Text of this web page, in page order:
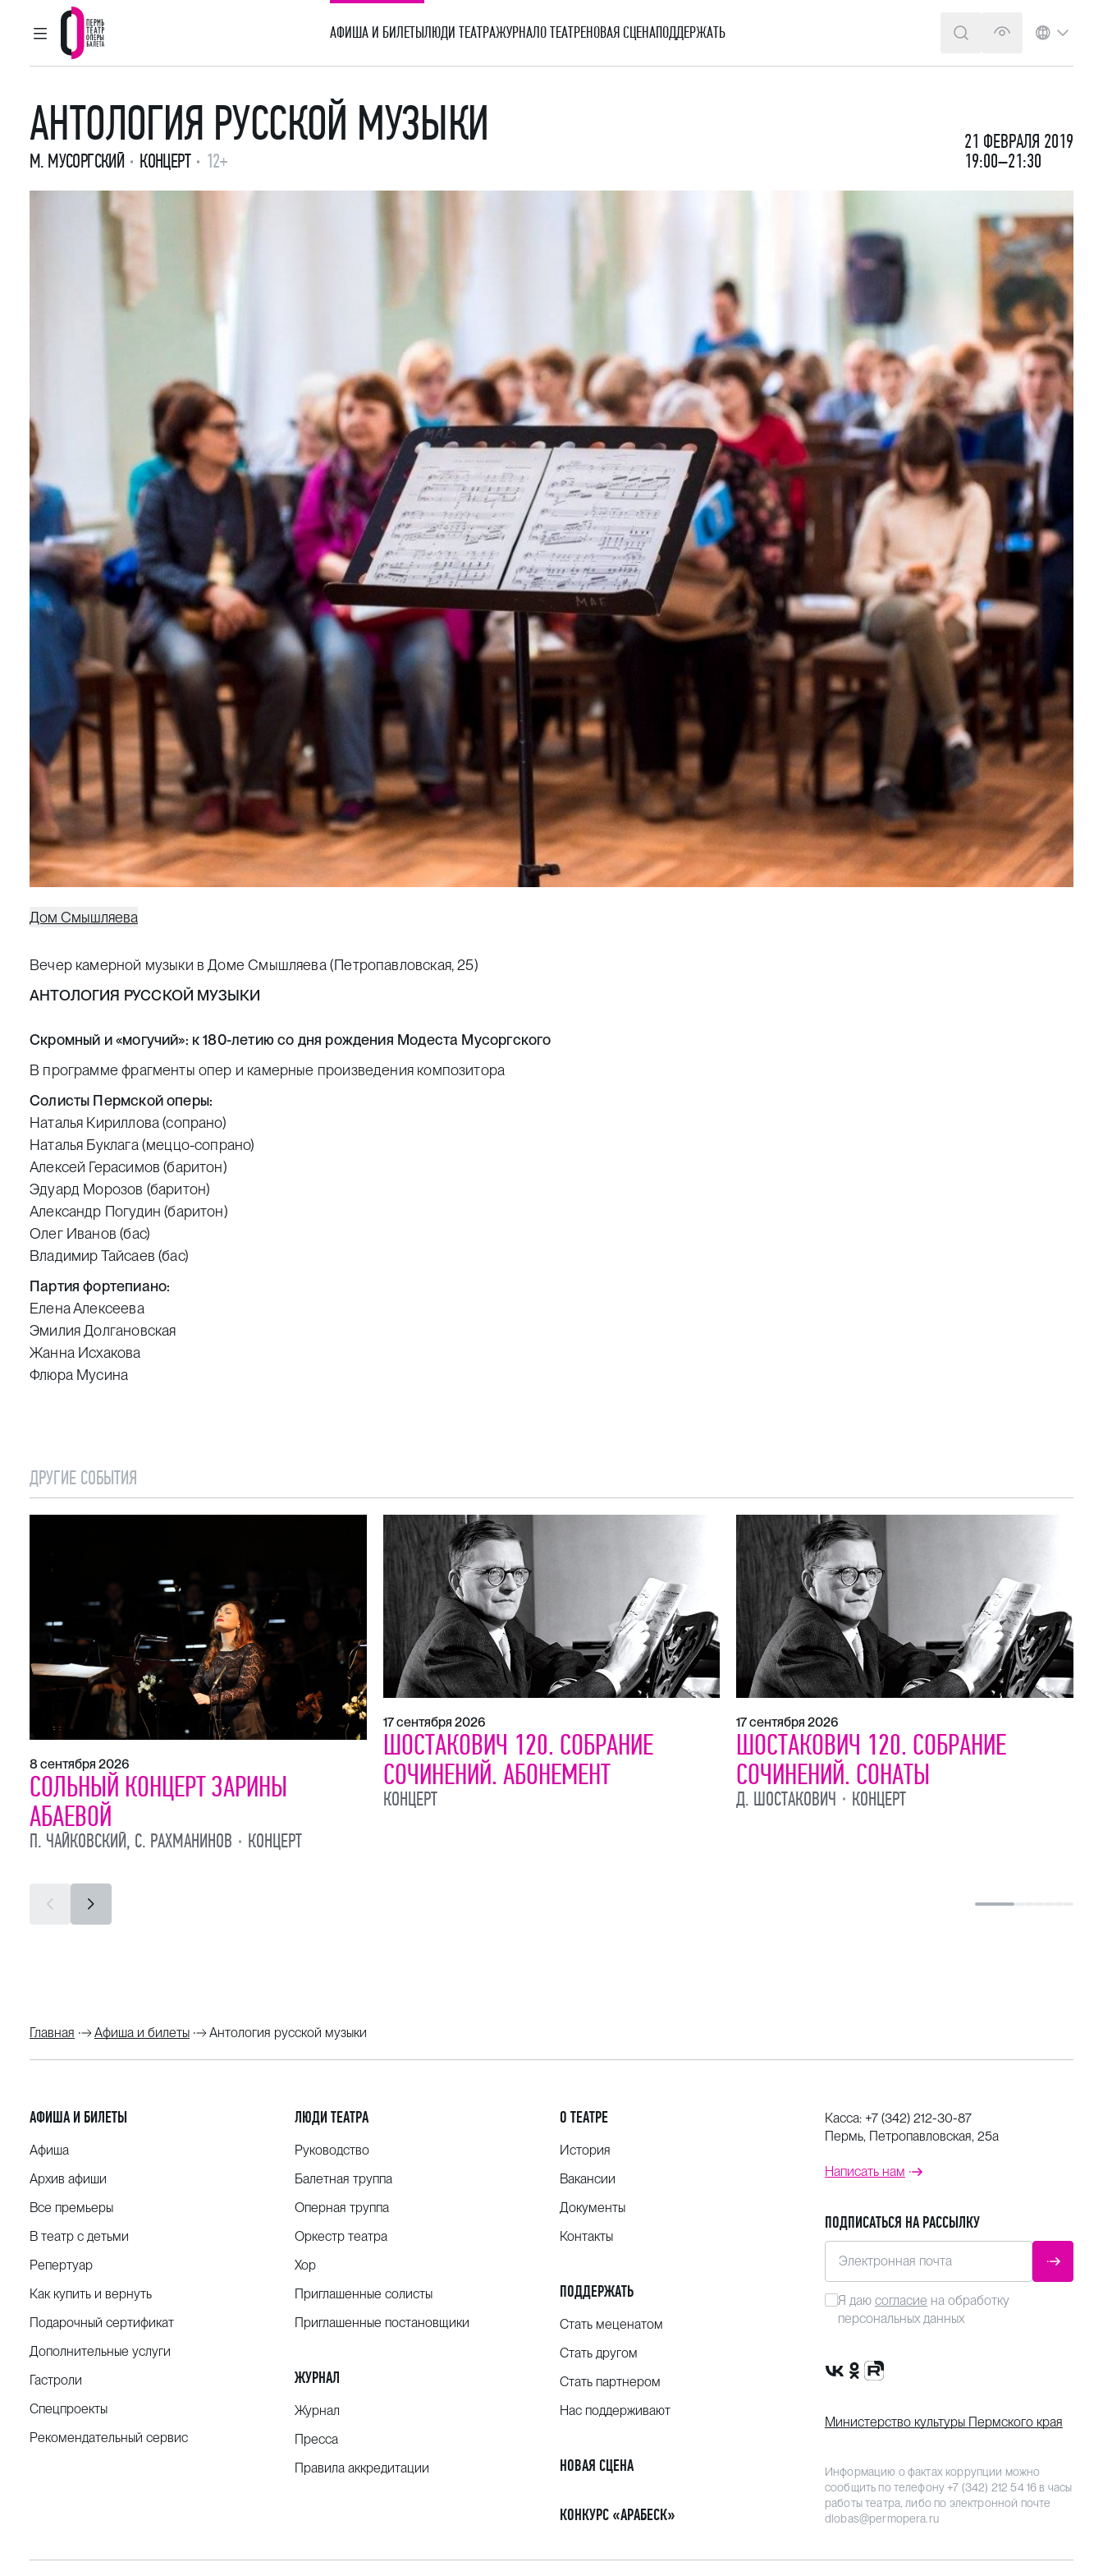
ГЛАВНОЕ МЕНЮ
Пермский театр оперы и балета
АФИША И БИЛЕТЫЛЮДИ ТЕАТРАЖУРНАЛО ТЕАТРЕНОВАЯ СЦЕНАПОДДЕРЖАТЬ ПОИСКВЕРСИЯ ДЛЯ
ЯЗЫК
АНТОЛОГИЯ РУССКОЙ МУЗЫКИ
М. МУСОРГСКИЙ КОНЦЕРТ 12+
21 ФЕВРАЛЯ 2019
19:00–21:30
Дом Смышляева
Вечер камерной музыки в Доме Смышляева (Петропавловская, 25)
АНТОЛОГИЯ РУССКОЙ МУЗЫКИ
Скромный и «могучий»: к 180-летию со дня рождения Модеста Мусоргского
В программе фрагменты опер и камерные произведения композитора
Солисты Пермской оперы:
Наталья Кириллова (сопрано)
Наталья Буклага (меццо-сопрано)
Алексей Герасимов (баритон)
Эдуард Морозов (баритон)
Александр Погудин (баритон)
Олег Иванов (бас)
Владимир Тайсаев (бас)
Партия фортепиано:
Елена Алексеева
Эмилия Долгановская
Жанна Исхакова
Флюра Мусина
ДРУГИЕ СОБЫТИЯ
8 сентября 2026
СОЛЬНЫЙ КОНЦЕРТ ЗАРИНЫ
АБАЕВОЙ
П. ЧАЙКОВСКИЙ, С. РАХМАНИНОВ КОНЦЕРТ
17 сентября 2026
ШОСТАКОВИЧ 120. СОБРАНИЕ
СОЧИНЕНИЙ. АБОНЕМЕНТ
КОНЦЕРТ
17 сентября 2026
ШОСТАКОВИЧ 120. СОБРАНИЕ
СОЧИНЕНИЙ. СОНАТЫ
Д. ШОСТАКОВИЧ КОНЦЕРТ
Главная Афиша и билеты Антология русской музыки
АФИША И БИЛЕТЫ
Афиша
Архив афиши
Все премьеры
В театр с детьми
Репертуар
Как купить и вернуть
Подарочный сертификат
Дополнительные услуги
Гастроли
Спецпроекты
Рекомендательный сервис
ЛЮДИ ТЕАТРА
Руководство
Балетная труппа
Оперная труппа
Оркестр театра
Хор
Приглашенные солисты
Приглашенные постановщики
ЖУРНАЛ
Журнал
Пресса
Правила аккредитации
О ТЕАТРЕ
История
Вакансии
Документы
Контакты
ПОДДЕРЖАТЬ
Стать меценатом
Стать другом
Стать партнером
Нас поддерживают
НОВАЯ СЦЕНА
КОНКУРС «АРАБЕСК»
Касса: +7 (342) 212-30-87
Пермь, Петропавловская, 25а
Написать нам
ПОДПИСАТЬСЯ НА РАССЫЛКУ
Электронная почта
Я даю согласие на обработку
персональных данных
Министерство культуры Пермского края
Информацию о фактах коррупции можно
сообщить по телефону+7 (342) 212 54 16 в часы
работы театра, либо по электронной почте
dlobas@permopera.ru